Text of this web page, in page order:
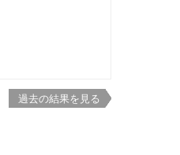
過去の結果を見る